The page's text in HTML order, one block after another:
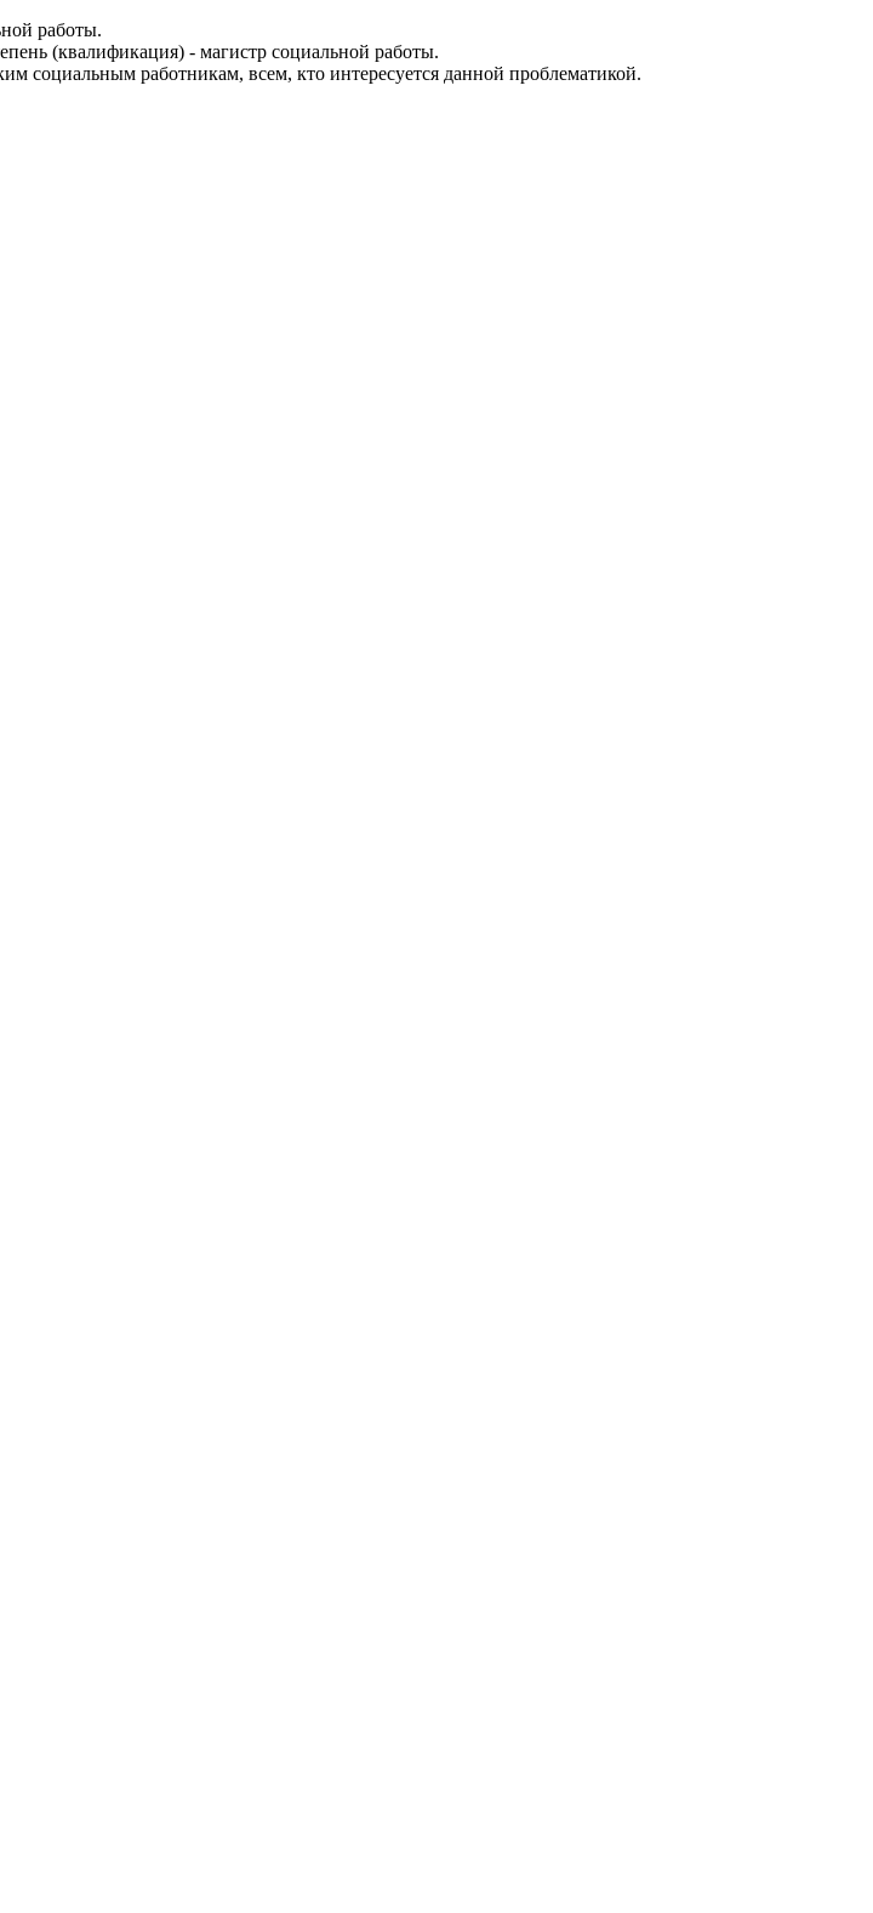
работы.
(квалификация) - магистр социальной работы.
социальным работникам, всем, кто интересуется данной проблематикой.